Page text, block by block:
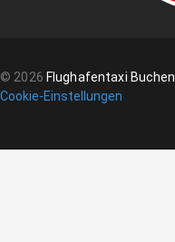
© 2026 Flughafentaxi Buchen
Cookie-Einstellungen